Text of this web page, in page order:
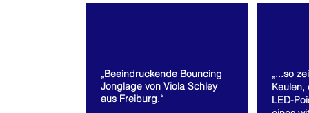
„Beeindruckende Bouncing
Jonglage von Viola Schley
aus Freiburg.“
„...so
Keulen,
LED-